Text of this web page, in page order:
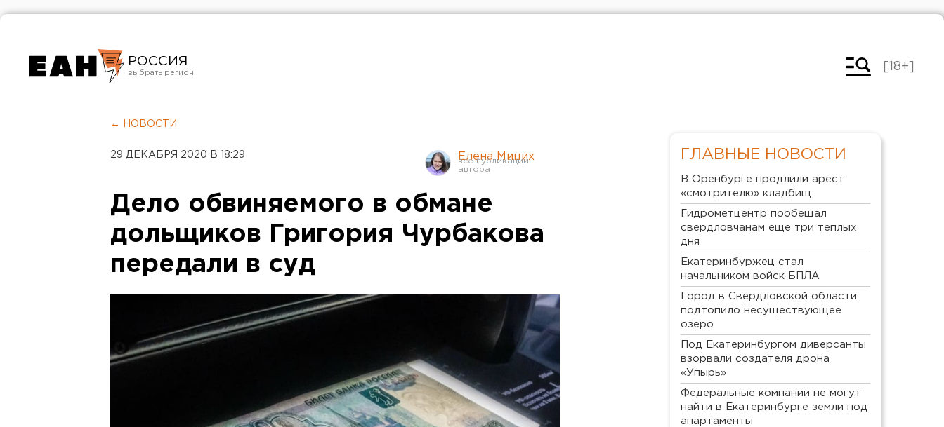
РОССИЯ
Челябинск
[18+]
← НОВОСТИ
29 ДЕКАБРЯ 2020 В 18:29 Елена Мицих
Дело обвиняемого в обмане
дольщиков Григория Чурбакова
передали в суд
ГЛАВНЫЕ НОВОСТИ
В Оренбурге продлили арест
«смотрителю» кладбищ
Гидрометцентр пообещал
свердловчанам еще три теплых
дня
Екатеринбуржец стал
начальником войск БПЛА
Город в Свердловской области
подтопило несуществующее
озеро
Под Екатеринбургом диверсанты
взорвали создателя дрона
«Упырь»
Федеральные компании не могут
найти в Екатеринбурге земли под
апартаменты